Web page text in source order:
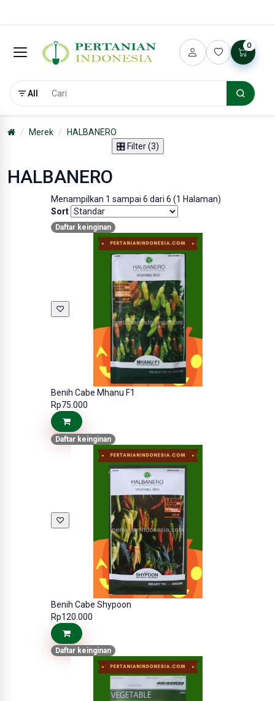
All
0
Merek
HALBANERO
🎛️ Filter (3)
HALBANERO
Menampilkan 1 sampai 6 dari 6 (1 Halaman)
Sort
Daftar keinginan
♡
Benih Cabe Mhanu F1
Rp75.000
Daftar keinginan
♡
Benih Cabe Shypoon
Rp120.000
Daftar keinginan